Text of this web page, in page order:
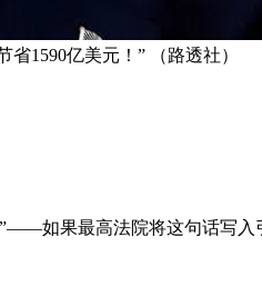
1590亿美元！” （路透社）
如果最高法院将这句话写